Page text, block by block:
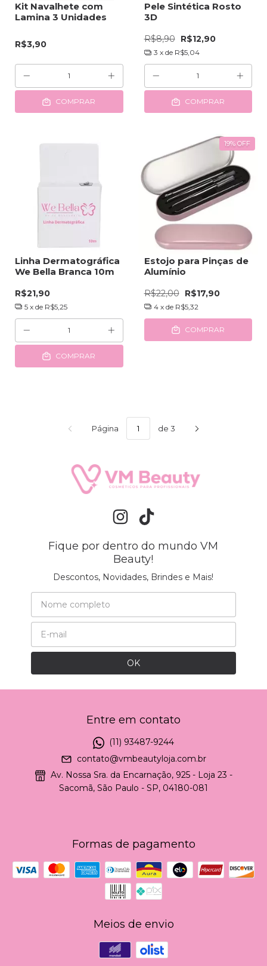
Kit Navalhete com
Lamina 3 Unidades
R$3,90
COMPRAR
Pele Sintética Rosto
3D
R$8,90 R$12,90
3 x de R$5,04
COMPRAR
Linha Dermatográfica
We Bella Branca 10m
R$21,90
5 x de R$5,25
COMPRAR
19% OFF
Estojo para Pinças de
Alumínio
R$22,00 R$17,90
4 x de R$5,32
COMPRAR
Página de 3
Fique por dentro do mundo VM
Beauty!
Descontos, Novidades, Brindes e Mais!
Entre em contato
(11) 93487-9244
contato@vmbeautyloja.com.br
Av. Nossa Sra. da Encarnação, 925 - Loja 23 -
Sacomã, São Paulo - SP, 04180-081
Formas de pagamento
Meios de envio